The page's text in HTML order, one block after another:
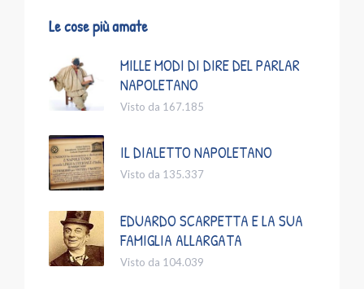
Le cose più amate
MILLE MODI DI DIRE DEL PARLAR
NAPOLETANO
Visto da 167.185
IL DIALETTO NAPOLETANO
Visto da 135.337
EDUARDO SCARPETTA E LA SUA
FAMIGLIA ALLARGATA
Visto da 104.039